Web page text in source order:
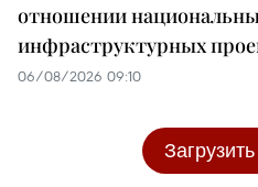
отношении
инфраструктурных
06/08/2026 09:10